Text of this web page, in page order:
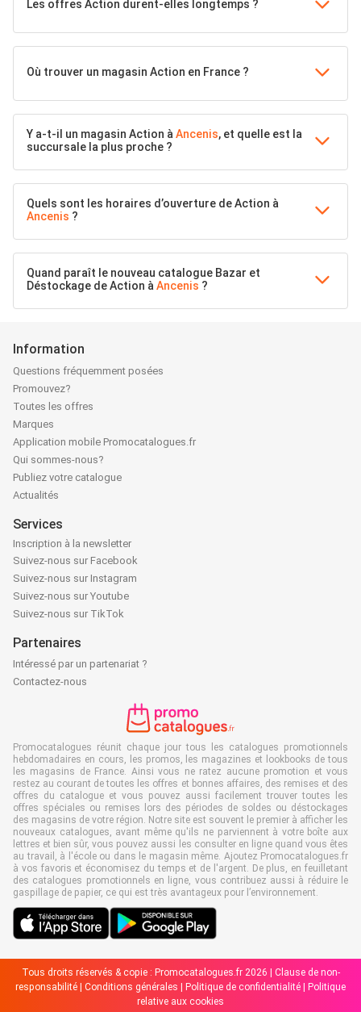
Les offres Action durent-elles longtemps ?
Où trouver un magasin Action en France ?
Y a-t-il un magasin Action àAncenis, et quelle est la
succursale la plus proche ?
Quels sont les horaires d’ouverture de Action à
Ancenis ?
Quand paraît le nouveau catalogue Bazar et
Déstockage de Action àAncenis ?
Information
Questions fréquemment posées
Promouvez?
Toutes les offres
Marques
Application mobile Promocatalogues.fr
Qui sommes-nous?
Publiez votre catalogue
Actualités
Services
Inscription à la newsletter
Suivez-nous sur Facebook
Suivez-nous sur Instagram
Suivez-nous sur Youtube
Suivez-nous sur TikTok
Partenaires
Intéressé par un partenariat ?
Contactez-nous
Promocatalogues réunit chaque jour tous les catalogues promotionnels
hebdomadaires en cours, les promos, les magazines et lookbooks de tous
les magasins de France. Ainsi vous ne ratez aucune promotion et vous
restez au courant de toutes les offres et bonnes affaires, des remises et des
offres du catalogue et vous pouvez aussi facilement trouver toutes les
offres spéciales ou remises lors des périodes de soldes ou déstockages
des magasins de votre région. Notre site est souvent le premier à afficher les
nouveaux catalogues, avant même qu'ils ne parviennent à votre boîte aux
lettres et bien sûr, vous pouvez aussi les consulter en ligne quand vous êtes
au travail, à l'école ou dans le magasin même. Ajoutez Promocatalogues.fr
à vos favoris et économisez du temps et de l'argent. De plus, en feuilletant
des catalogues promotionnels en ligne, vous contribuez aussi à réduire le
gaspillage de papier, ce qui est très avantageux pour l’environnement.
Tous droits réservés & copie : Promocatalogues.fr 2026 | Clause de non-
responsabilité
Conditions générales Politique de confidentialité
Politique
relative aux cookies